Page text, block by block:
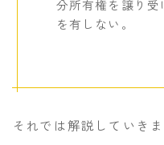
分所有権を譲り受
を有しない。
それでは解説していきま